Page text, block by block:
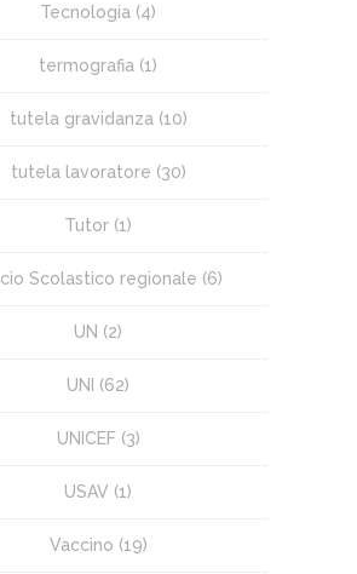
Tecnologia (4)
termografia (1)
tutela gravidanza (10)
tutela lavoratore (30)
Tutor (1)
Scolastico regionale (6)
UN (2)
UNI (62)
UNICEF(3)
USAV (1)
Vaccino (19)